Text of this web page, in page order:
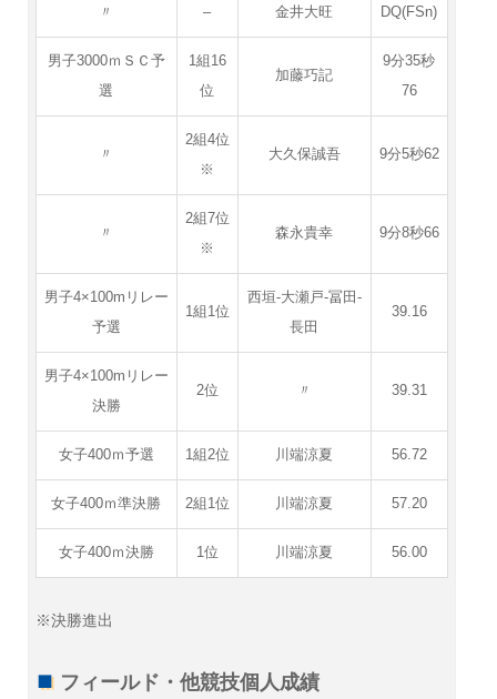
〃 – 金井大旺 DQ(FSn)
男子3000ｍＳＣ予
選
1組16
位
加藤巧記
9分35秒
76
〃
2組4位
※
大久保誠吾 9分5秒62
〃
2組7位
※
森永貴幸 9分8秒66
男子4×100mリレー
予選
1組1位
西垣-大瀬戸-冨田-
長田
39.16
男子4×100mリレー
決勝
2位 〃 39.31
女子400ｍ予選 1組2位 川端涼夏 56.72
女子400ｍ準決勝 2組1位 川端涼夏 57.20
女子400ｍ決勝 1位 川端涼夏 56.00
※決勝進出
フィールド・他競技個人成績